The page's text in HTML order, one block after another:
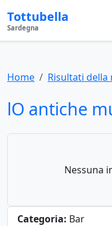
Tottubella
Sardegna
Home Risultati della
lO antiche
Nessuna
Categoria: Bar